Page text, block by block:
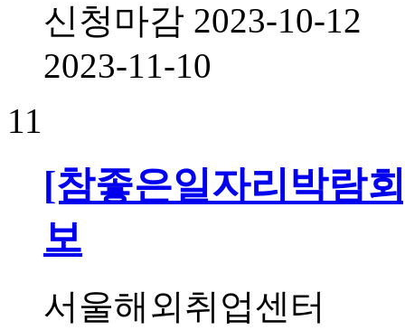
신청마감 2023-10-12
2023-11-10
11
[참좋은일자리박람
보
서울해외취업센터